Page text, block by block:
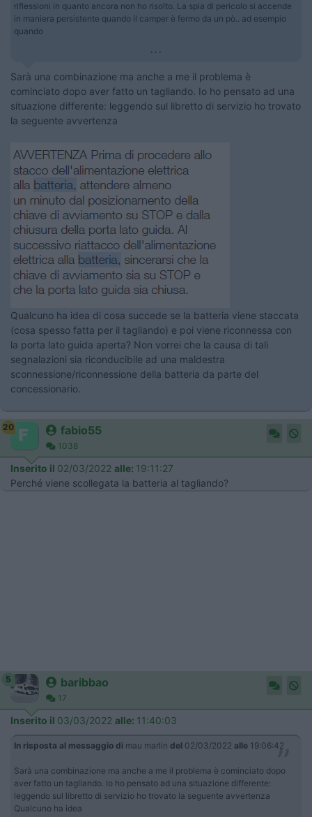
riflessioni in quanto ancora non ho risolto. La spia di pericolo si accende
in maniera persistente quando il camper è fermo da un pò.. ad esempio
quando
...
Sarà una combinazione ma anche a me il problema è
cominciato dopo aver fatto un tagliando. Io ho pensato ad una
situazione differente: leggendo sul libretto di servizio ho trovato
la seguente avvertenza
Qualcuno ha idea di cosa succede se la batteria viene staccata
(cosa spesso fatta per il tagliando) e poi viene riconnessa con
la porta lato guida aperta? Non vorrei che la causa di tali
segnalazioni sia riconducibile ad una maldestra
sconnessione/riconnessione della batteria da parte del
concessionario.
20 fabio55
1038
Inserito il 02/03/2022 alle: 19:11:27
Perché viene scollegata la batteria al tagliando?
5 baribbao
17
Inserito il 03/03/2022 alle: 11:40:03
In risposta al messaggio di mau marlin del 02/03/2022 alle 19:06:42
Sarà una combinazione ma anche a me il problema è cominciato dopo
aver fatto un tagliando. Io ho pensato ad una situazione differente:
leggendo sul libretto di servizio ho trovato la seguente avvertenza
Qualcuno ha idea